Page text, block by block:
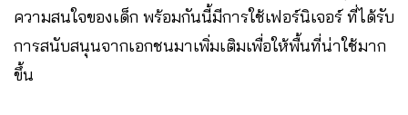
ความสนใจของเด็ก พร้อมกันนี้มีการใช้เฟอร์นิเจอร์ ที่ได้รับ
การสนับสนุนจากเอกชนมาเพิ่มเติมเพื่อให้พื้นที่น่าใช้มาก
ขึ้น